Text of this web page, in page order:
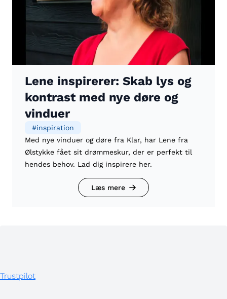
Lene inspirerer: Skab lys og
kontrast med nye døre og
vinduer
#inspiration
Med nye vinduer og døre fra Klar, har Lene fra
Ølstykke fået sit drømmeskur, der er perfekt til
hendes behov. Lad dig inspirere her.
Læs mere
Trustpilot